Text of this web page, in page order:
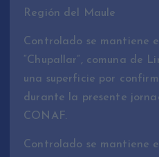
Región del Maule
Controlado se mantiene
“Chupallar”, comuna de
una superficie por
durante la presente
CONAF.
Controlado se mantiene